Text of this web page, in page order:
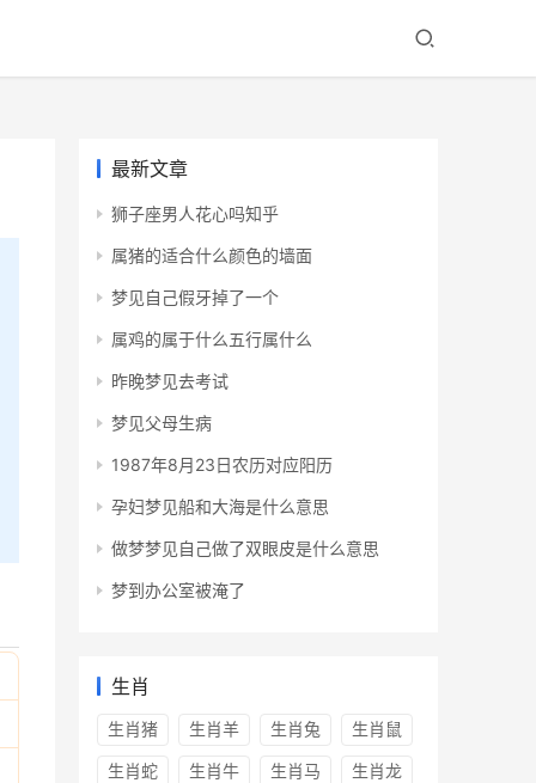
最新文章
狮子座男人花心吗知乎
属猪的适合什么颜色的墙面
梦见自己假牙掉了一个
属鸡的属于什么五行属什么
昨晚梦见去考试
梦见父母生病
1987年8月23日农历对应阳历
孕妇梦见船和大海是什么意思
做梦梦见自己做了双眼皮是什么意思
梦到办公室被淹了
生肖
生肖猪 生肖羊 生肖兔 生肖鼠
生肖蛇 生肖牛 生肖马 生肖龙